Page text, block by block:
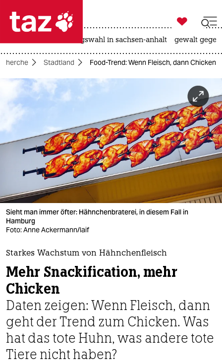
 taz zahl ich
taz zahl ich
themen
politik
öko
gesellschaft
kultur
sport
berlin
wahrheit
verlag
verlag
veranstaltungen
shop

taz zahl ich
landtagswahl in sachsen-anhalt gewalt
Stadtland Food-Trend: Wenn Fleisch, dann Chicken
Sieht man immer öfter: Hähnchenbraterei, in diesem Fall in
Hamburg
Foto: Anne Ackermann/laif
Starkes Wachstum von Hähnchenfleisch
Mehr Snacki­fication, mehr
Chicken
Daten zeigen: Wenn Fleisch, dann
geht der Trend zum Chicken. Was
hat das tote Huhn, was andere tote
Tiere nicht haben?